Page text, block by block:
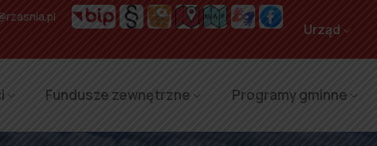
Urząd
Fundusze zewnętrzne Programy gminne